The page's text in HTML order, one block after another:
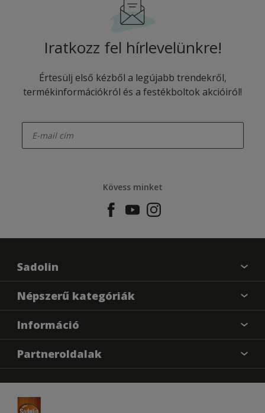
Iratkozz fel hírlevelünkre!
Értesülj első kézből a legújabb trendekről,
termékinformációkról és a festékboltok akcióiról!
Kövess minket
Sadolin
Találj egy színt
Üzlet kereső
Oldaltérkép
Népszerű kategóriák
Festési tanácsok
Inspiráció
Termékek
Információ
Színpontosság
Hozzáférhetőség
Partneroldalak
Dulux